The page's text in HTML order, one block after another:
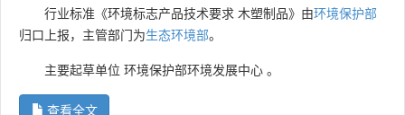
国外标准 技术委员会
行业标准《环境标志产品技术要求 木塑制品》由环境保护部
归口上报，主管部门为生态环境部。
主要起草单位 环境保护部环境发展中心 。
查看全文